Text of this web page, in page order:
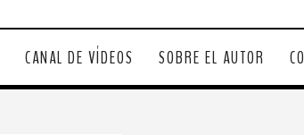
CANAL DE VÍDEOS SOBRE EL AUTOR